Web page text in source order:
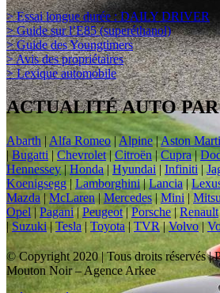
> Essai longue durée : DAILY DRIVER
> Guide sur l’E85 (superéthanol)
> Guide des Youngtimers
> Avis des propriétaires
> Lexique automobile
ACTUALITÉ AUTO
Abarth | Alfa Romeo|Alpine|Aston
| Bugatti|Chevrolet|Citroën |Cupra|
Hennessey|Honda| Hyundai | Infiniti |
Koenigsegg|Lamborghini|Lancia|
Mazda |McLaren|Mercedes | Mini |
Opel | Pagani|Peugeot|Porsche|Renault
| Suzuki|Tesla| Toyota | TVR|Volvo|
© Copyright 2020 | Tous droits réservés |
Mouton Noir – Agence Arkee